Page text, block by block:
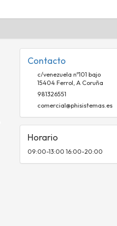
Contacto
c/venezuela nº101 bajo
15404 Ferrol,A Coruña
981326551
comercial@phisistemas.es
Horario
09:00-13:00 16:00-20:00